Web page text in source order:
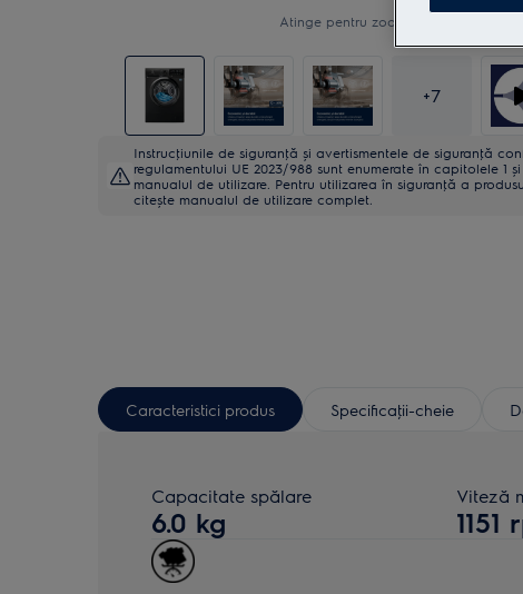
Atinge pentru zoom
+7
Instrucţiunile de siguranţă și avertismentele de siguranţă
regulamentului UE 2023/988 sunt enumerate în capitolele 1
manualul de utilizare. Pentru utilizarea în siguranţă a
citește manualul de utilizare complet.
Caracteristici produs Specificaţii-cheie
Capacitate spălare
6.0 kg
Viteză
1151